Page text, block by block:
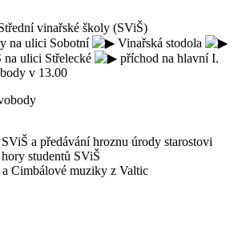
vinařské školy (SViŠ)
na ulici Sobotní
Vinařská stodola
ulici Střelecké
příchod na hlavní I.
v 13.00
a předávání hroznu úrody starostovi
studentů SViŠ
a Cimbálové muziky z Valtic